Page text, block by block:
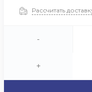
Рассчитать
-
+